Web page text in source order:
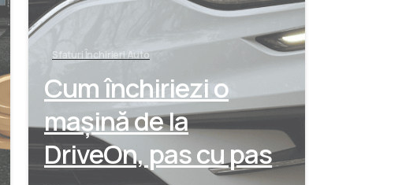
Sfaturi Închirieri Auto
Cum închiriezi o
mașină de la
DriveOn, pas cu pas